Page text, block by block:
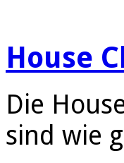
House
Die
sind wie